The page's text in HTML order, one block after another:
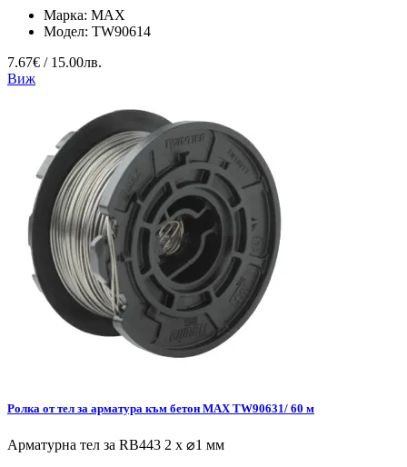
Марка: MAX
Модел: TW90614
7.67€ / 15.00лв.
Виж
Ролка от тел за арматура към бетон MAX TW90631/ 60 м
Арматурна тел за RB443 2 х ⌀1 мм